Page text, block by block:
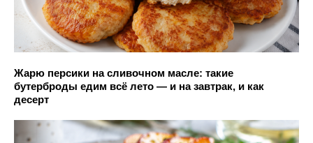
Жарю персики на сливочном масле: такие
бутерброды едим всё лето — и на завтрак, и как
десерт